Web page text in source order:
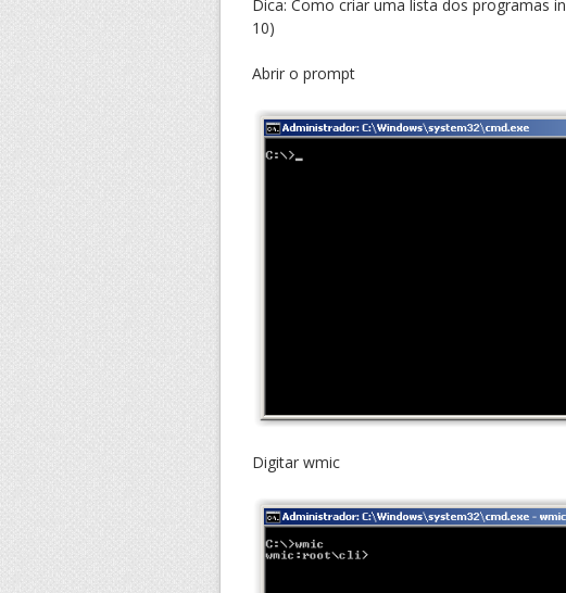
Dica: Como criar uma lista dos programas
10)
Abrir o prompt
Digitar wmic